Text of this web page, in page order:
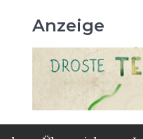
Anzeige